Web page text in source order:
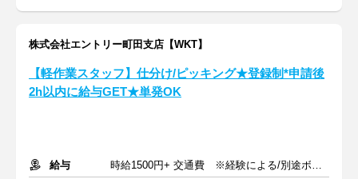
株式会社エントリー町田支店【WKT】
【軽作業スタッフ】仕分け/ピッキング★登録制*申請後
2h以内に給与GET★単発OK
給与
時給1500円+ 交通費 ※経験による/別途ボーナス支給あり